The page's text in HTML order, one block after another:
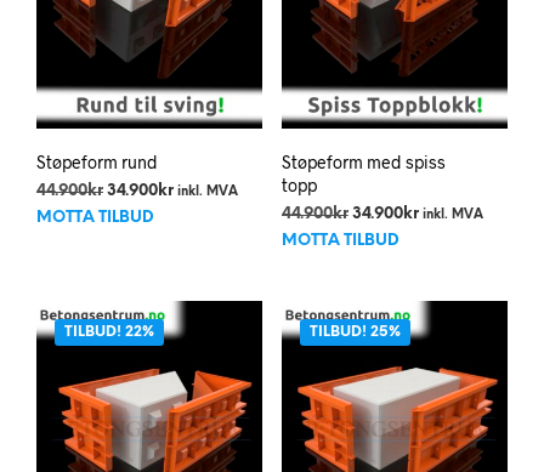
Støpeform rund
44.900kr Opprinnelig
pris
34.900 krNåværende
inkl. MVA
MOTTA TILBUD
Støpeform med spiss
topp
44.900kr Opprinnelig
pris
34.900krNåværende
inkl. MVA
MOTTA TILBUD
TILBUD! 22% TILBUD! 25%